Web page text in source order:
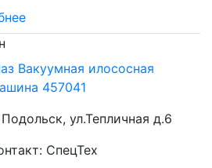
Вакуумная илососная
457041
Подольск, ул.Тепличная д.6
СпецТех